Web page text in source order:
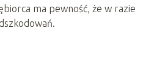
ma pewność, że w razie